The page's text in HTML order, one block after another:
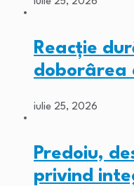
Reacție
doborârea
iulie 25, 2026
Predoiu,
privind